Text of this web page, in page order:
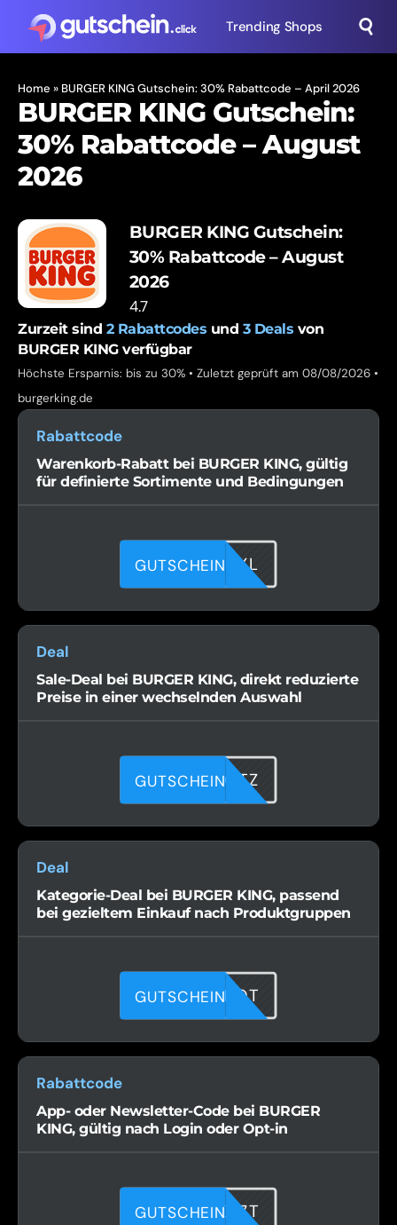
Trending Shops
BURGER KING Gutschein:
30% Rabattcode – August
2026
Home » BURGER KING Gutschein: 30% Rabattcode – April 2026
BURGER KING Gutschein:
30% Rabattcode – August
2026
4.7
Zurzeit sind 2Rabattcodes und 3Deals von
BURGER KING verfügbar
Höchste Ersparnis: bis zu 30% • Zuletzt geprüft am 08/08/2026 •
burgerking.de
Rabattcode
Warenkorb-Rabatt bei BURGER KING, gültig
für definierte Sortimente und Bedingungen
D6V97H2XL
GUTSCHEIN
Deal
Sale-Deal bei BURGER KING, direkt reduzierte
Preise in einer wechselnden Auswahl
C4Y6G4GTZ
GUTSCHEIN
Deal
Kategorie-Deal bei BURGER KING, passend
bei gezieltem Einkauf nach Produktgruppen
OT58CBROT
GUTSCHEIN
Rabattcode
App- oder Newsletter-Code bei BURGER
KING, gültig nach Login oder Opt-in
VC305GI7T
GUTSCHEIN